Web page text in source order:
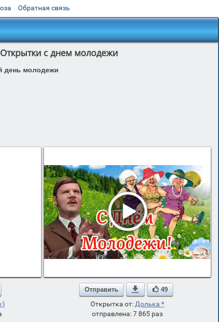
Обратная связь
с днем молодежи
день молодежи
Отправить  49
Открытка от: Долька *
отправлена: 7 865 раз